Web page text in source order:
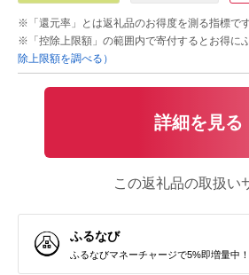
※「還元率」とは返礼品のお得度を測る指標で
※「控除上限額」の範囲内で寄付するとお得に
除上限額を調べる）
詳細を見る
この返礼品の取扱い
ふるなび
ふるなびマネーチャージで5%即増量中！